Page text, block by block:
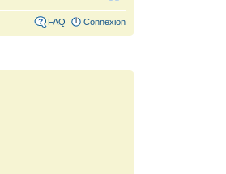
FAQ Connexion